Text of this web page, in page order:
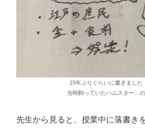
15年ぶりぐらいに書きました
当時飼っていたハムスター…
先生から見ると、授業中に落書き